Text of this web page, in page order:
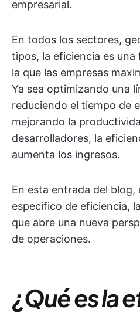
empresarial.
En todos los sectores,
tipos, la eficiencia es
la que las empresas
Ya sea optimizando una
reduciendo el tiempo de
mejorando la
desarrolladores, la
aumenta los ingresos.
En esta entrada del
específico de eficiencia,
que abre una nueva
de operaciones.
¿Qué es la